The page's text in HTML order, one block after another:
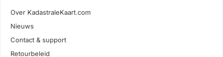
Over KadastraleKaart.com
Nieuws
Contact & support
Retourbeleid